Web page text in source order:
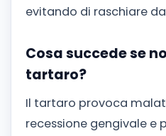
evitando di raschiare
Cosa succede se
tartaro?
Il tartaro provoca
recessione gengivale e